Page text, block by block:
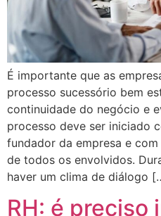
É importante que as
processo sucessório bem
continuidade do negócio e
processo deve ser iniciado
fundador da empresa e
de todos os envolvidos.
haver um clima de diálogo
RH: é preciso